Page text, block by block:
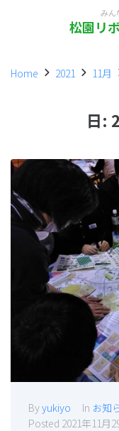
みん
松園リ
Home 2021 11月
日:
Byyukiyo In お知
Posted 2021年11月